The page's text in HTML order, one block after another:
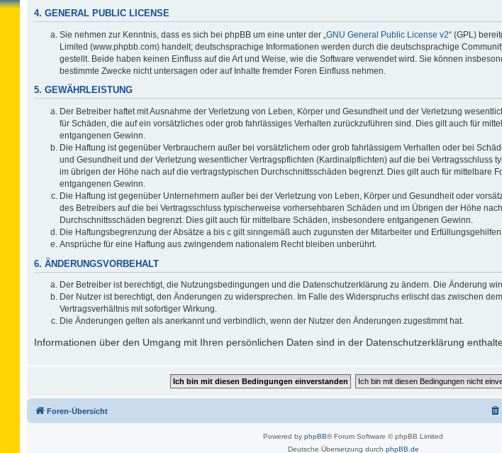
4. GENERAL PUBLIC LICENSE
Sie nehmen zur Kenntnis, dass es sich bei phpBB um eine unter der „ GNU General Public License v2“ (GPL)
Limited (www.phpbb.com) handelt; deutschsprachige Informationen werden durch die deutschsprachige
gestellt. Beide haben keinen Einfluss auf die Art und Weise, wie die Software verwendet wird. Sie können
bestimmte Zwecke nicht untersagen oder auf Inhalte fremder Foren Einfluss nehmen.
5. GEWÄHRLEISTUNG
Der Betreiber haftet mit Ausnahme der Verletzung von Leben, Körper und Gesundheit und der Verletzung
für Schäden, die auf ein vorsätzliches oder grob fahrlässiges Verhalten zurückzuführen sind. Dies gilt auch für
entgangenen Gewinn.
Die Haftung ist gegenüber Verbrauchern außer bei vorsätzlichem oder grob fahrlässigem Verhalten oder bei
und Gesundheit und der Verletzung wesentlicher Vertragspflichten (Kardinalpflichten) auf die bei Vertragsschluss
im übrigen der Höhe nach auf die vertragstypischen Durchschnittsschäden begrenzt. Dies gilt auch für mittelbare
entgangenen Gewinn.
Die Haftung ist gegenüber Unternehmern außer bei der Verletzung von Leben, Körper und Gesundheit oder
des Betreibers auf die bei Vertragsschluss typischerweise vorhersehbaren Schäden und im Übrigen der Höhe
Durchschnittsschäden begrenzt. Dies gilt auch für mittelbare Schäden, insbesondere entgangenen Gewinn.
Die Haftungsbegrenzung der Absätze a bis c gilt sinngemäß auch zugunsten der Mitarbeiter und
Ansprüche für eine Haftung aus zwingendem nationalem Recht bleiben unberührt.
6. ÄNDERUNGSVORBEHALT
Der Betreiber ist berechtigt, die Nutzungsbedingungen und die Datenschutzerklärung zu ändern. Die Änderung
Der Nutzer ist berechtigt, den Änderungen zu widersprechen. Im Falle des Widerspruchs erlischt das zwischen
Vertragsverhältnis mit sofortiger Wirkung.
Die Änderungen gelten als anerkannt und verbindlich, wenn der Nutzer den Änderungen zugestimmt hat.
Informationen über den Umgang mit Ihren persönlichen Daten sind in der Datenschutzerklärung
Foren-Übersicht
Powered by phpBB® Forum Software © phpBB Limited
Deutsche Übersetzung durch phpBB.de